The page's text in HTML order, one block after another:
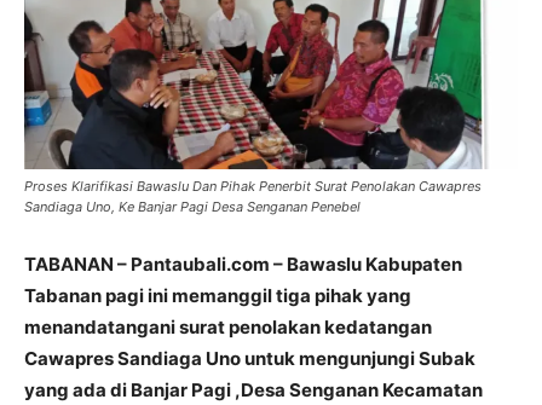
Proses Klarifikasi Bawaslu Dan Pihak Penerbit Surat Penolakan Cawapres
Sandiaga Uno, Ke Banjar Pagi Desa Senganan Penebel
TABANAN – Pantaubali.com – Bawaslu Kabupaten
Tabanan pagi ini memanggil tiga pihak yang
menandatangani surat penolakan kedatangan
Cawapres Sandiaga Uno untuk mengunjungi Subak
yang ada di Banjar Pagi ,Desa Senganan Kecamatan